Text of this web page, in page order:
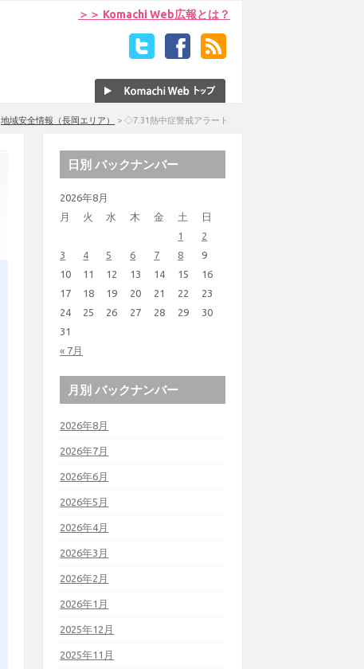
＞＞ Komachi Web広報とは？
地域安全情報（長岡エリア） > ◇7.31熱中症警戒アラート
日別 バックナンバー
2026年8月
月
火 水 木 金 土 日
« 7月
1
2
3
4 5 6 7 8
9
10
11 12 13 14 15
16
17
18 19 20 21 22
23
24
25 26 27 28 29
30
31
月別 バックナンバー
2026年8月
2026年7月
2026年6月
2026年5月
2026年4月
2026年3月
2026年2月
2026年1月
2025年12月
2025年11月